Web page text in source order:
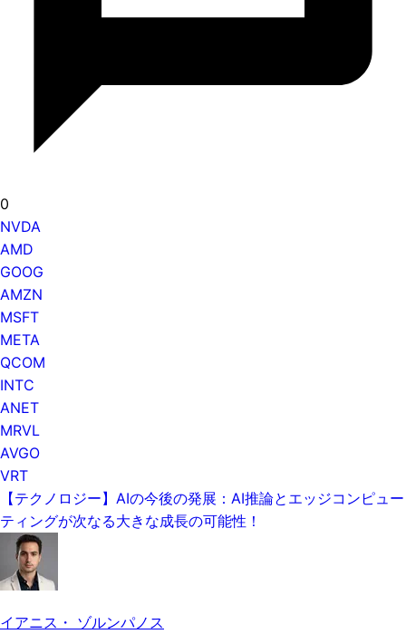
0
NVDA
AMD
GOOG
AMZN
MSFT
META
QCOM
INTC
ANET
MRVL
AVGO
VRT
【テクノロジー】AIの今後の発展​：AI推論とエッジコンピュー
ティングが次なる大きな成長の可能性！
イアニス・ ゾルンパノス